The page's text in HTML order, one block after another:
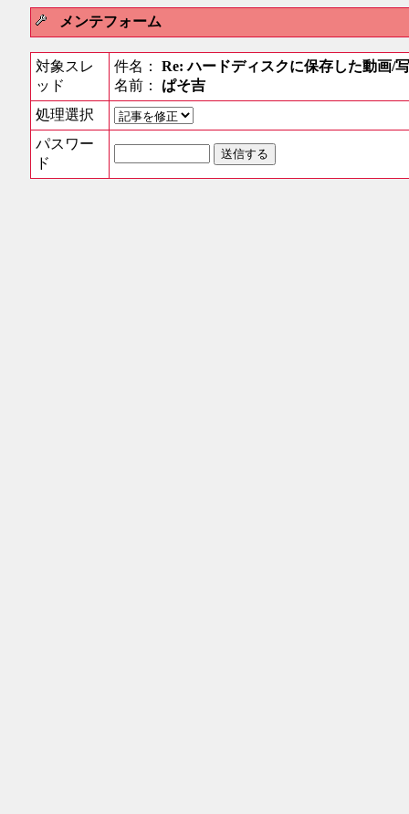
メンテフォーム
対象スレ
ッド
件名： Re: ハードディスクに保存した動画/
名前： ぱそ吉
処理選択
パスワー
ド